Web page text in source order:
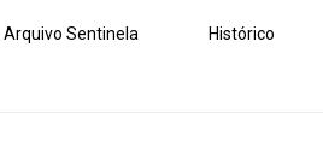
Arquivo Sentinela Histórico